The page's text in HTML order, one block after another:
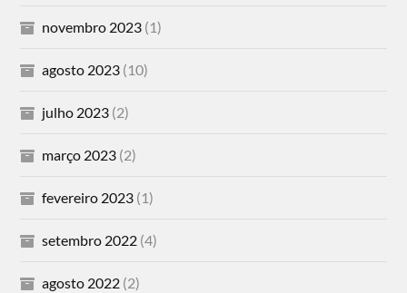
novembro 2023 (1)
agosto 2023 (10)
julho 2023 (2)
março 2023 (2)
fevereiro 2023 (1)
setembro 2022 (4)
agosto 2022 (2)